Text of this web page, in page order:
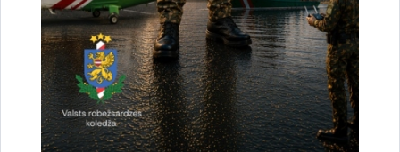
Vai šī informācija bija noderīga?
Sniegt atsauksmi